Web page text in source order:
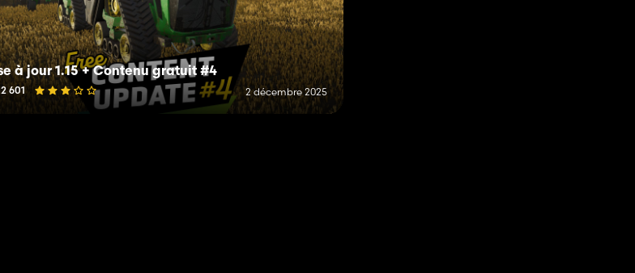
à jour 1.15 + Contenu gratuit #4
601 2 décembre 2025